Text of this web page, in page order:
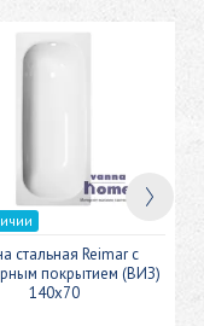
стальная Reimar с
покрытием (ВИЗ)
140x70